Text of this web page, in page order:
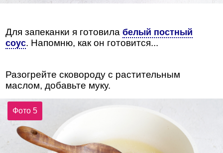
Для запеканки я готовилабелый постный
соус. Напомню, как он готовится...
Разогрейте сковороду с растительным
маслом, добавьте муку.
Фото 5